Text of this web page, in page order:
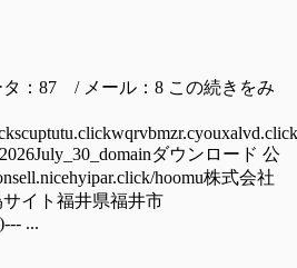
：87 / メール：8 この続きをみ
ダウンロード 公
hoomu株式会社
イト福井県福井市
...